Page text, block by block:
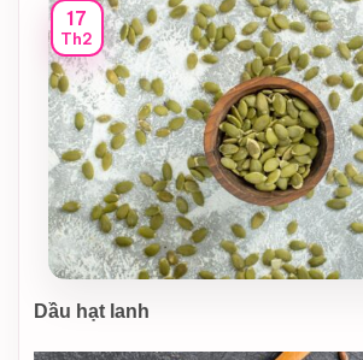
17
Th2
Dầu hạt lanh